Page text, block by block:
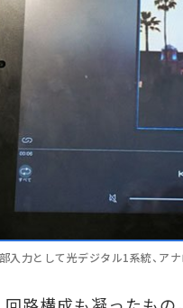
入力として光デジタル1系統、ア